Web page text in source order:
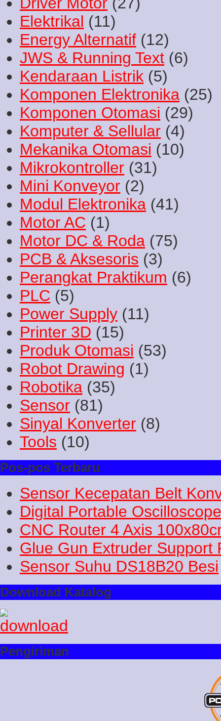
Elektrikal (11)
Energy Alternatif (12)
JWS & Running Text (6)
Kendaraan Listrik (5)
Komponen Elektronika (25)
Komponen Otomasi (29)
Komputer & Sellular (4)
Mekanika Otomasi (10)
Mikrokontroller (31)
Mini Konveyor (2)
Modul Elektronika (41)
Motor AC (1)
Motor DC & Roda (75)
PCB & Aksesoris (3)
Perangkat Praktikum (6)
PLC (5)
Power Supply (11)
Printer 3D (15)
Produk Otomasi (53)
Robot Drawing (1)
Robotika (35)
Sensor (81)
Sinyal Konverter (8)
Tools (10)
Pos-pos Terbaru
Sensor Kecepatan Belt
Digital Portable
CNC Router 4 Axis
Glue Gun Extruder Support
Sensor Suhu DS18B20 Besi
Download Katalog
Pengiriman